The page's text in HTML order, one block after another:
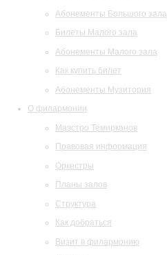
Абонементы Большого зала
Билеты Малого зала
Абонементы Малого зала
Как купить билет
Абонементы Музитория
О филармонии
Маэстро Темирканов
Правовая информация
Оркестры
Планы залов
Структура
Как добраться
Визит в филармонию